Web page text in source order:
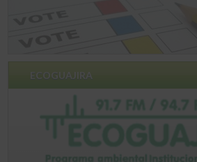
ECOGUAJIRA